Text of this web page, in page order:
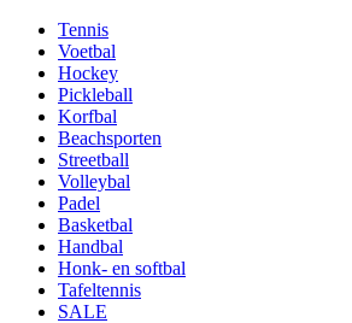
Tennis
Voetbal
Hockey
Pickleball
Korfbal
Beachsporten
Streetball
Volleybal
Padel
Basketbal
Handbal
Honk- en softbal
Tafeltennis
SALE